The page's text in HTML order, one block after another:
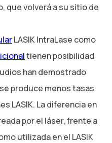
que volverá a su sitio de
LASIK IntraLase como
tienen posibilidad
han demostrado
produce menos tasas
LASIK. La diferencia en
por el láser, frente a
utilizada en el LASIK